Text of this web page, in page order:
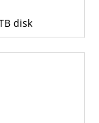
disk